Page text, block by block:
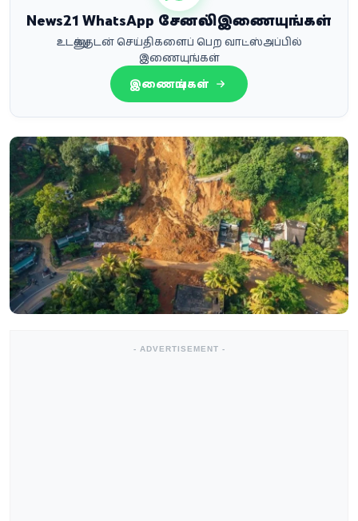
News21 WhatsApp சேனலில் இணையுங்கள்
உடனுக்குடன் செய்திகளைப் பெற வாட்ஸ்அப்பில்
இணையுங்கள்
இணையுங்கள்
- ADVERTISEMENT -